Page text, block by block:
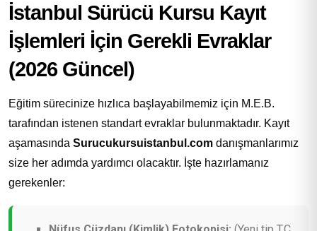
İstanbul Sürücü Kursu Kayıt
İşlemleri İçin Gerekli Evraklar
(2026 Güncel)
Eğitim sürecinize hızlıca başlayabilmemiz için M.E.B.
tarafından istenen standart evraklar bulunmaktadır. Kayıt
aşamasında Surucukursuistanbul.com danışmanlarımız
size her adımda yardımcı olacaktır. İşte hazırlamanız
gerekenler: